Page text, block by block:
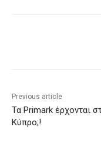
Previous article
Τα Primark έρχονται
Κύπρο;!